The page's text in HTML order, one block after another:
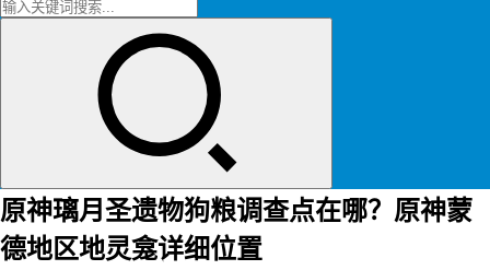
原神璃月圣遗物狗粮调查点在哪？原神蒙
德地区地灵龛详细位置